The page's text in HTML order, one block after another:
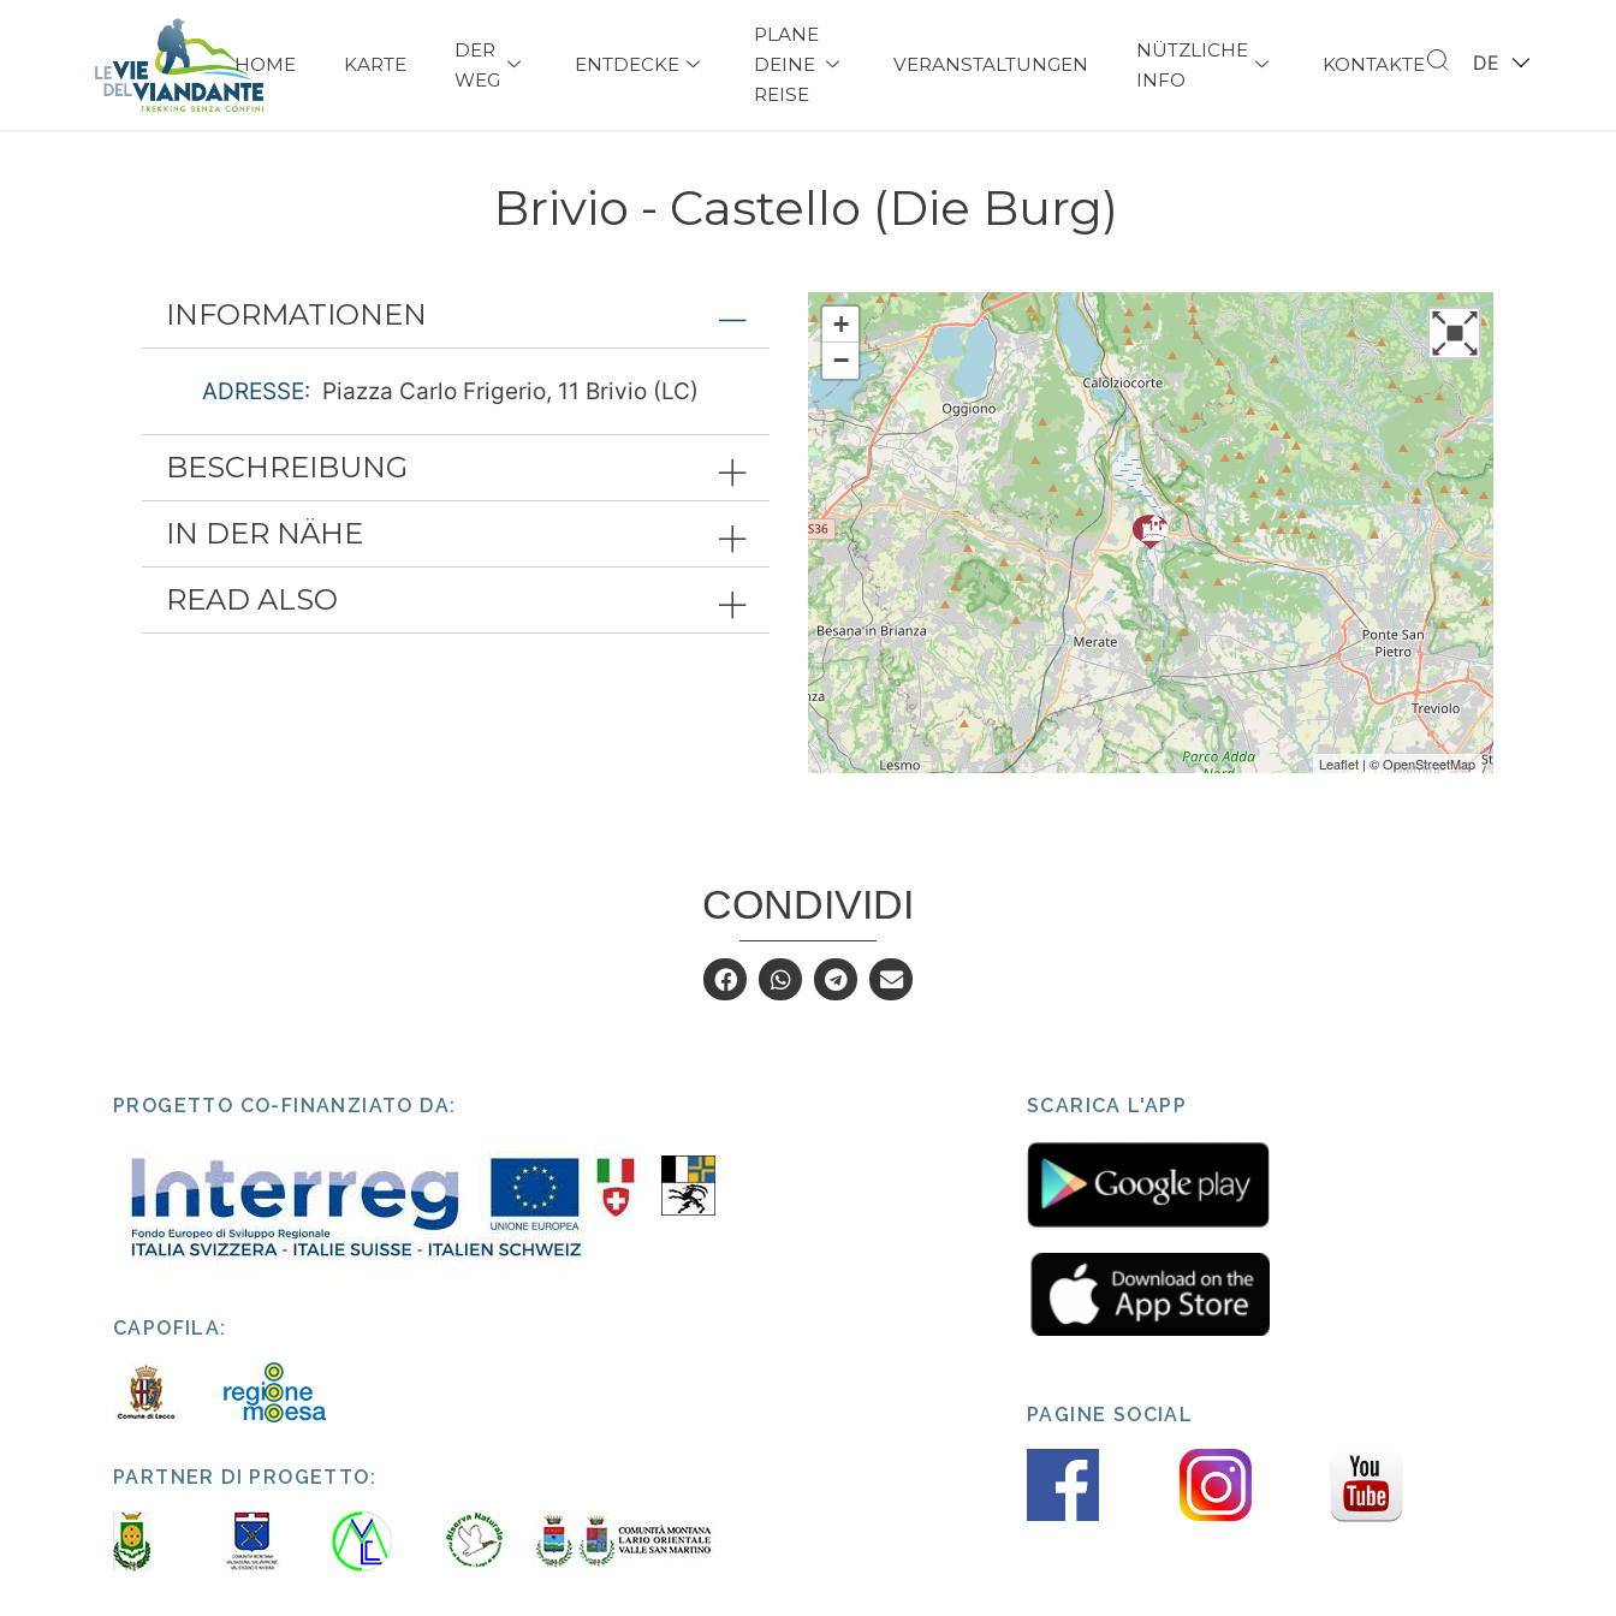
HOME KARTE
DER
WEG
ENTDECKE
PLANE
DEINE
REISE
VERANSTALTUNGEN
NÜTZLICHE
INFO
KONTAKTE DE
Brivio - Castello (Die Burg)
INFORMATIONEN
ADRESSE: Piazza Carlo Frigerio, 11 Brivio (LC)
BESCHREIBUNG
IN DER NÄHE
READ ALSO
+
−
Leaflet | ©OpenStreetMap
CONDIVIDI
PROGETTO CO-FINANZIATO DA:
CAPOFILA:
PARTNER DI PROGETTO:
SCARICA L'APP
PAGINE SOCIAL